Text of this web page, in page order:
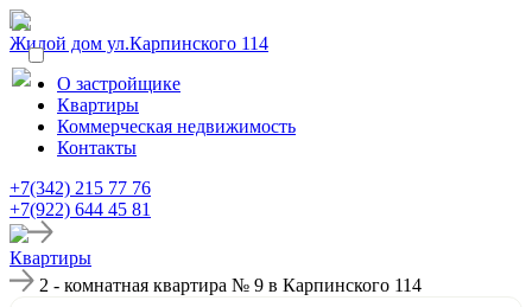
Жилой дом ул.Карпинского 114
О застройщике
Квартиры
Коммерческая недвижимость
Контакты
+7(342) 215 77 76
+7(922) 644 45 81
Квартиры
2 - комнатная квартира № 9 в Карпинского 114